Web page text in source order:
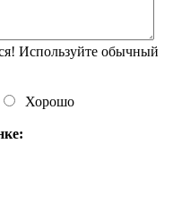
Используйте обычный
Хорошо